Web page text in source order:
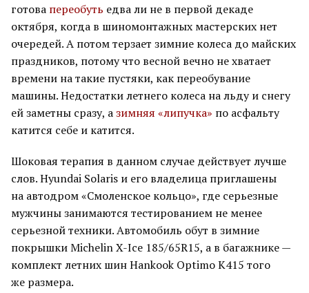
готова переобуть едва ли не в первой декаде
октября, когда в шиномонтажных мастерских нет
очередей. А потом терзает зимние колеса до майских
праздников, потому что весной вечно не хватает
времени на такие пустяки, как переобувание
машины. Недостатки летнего колеса на льду и снегу
ей заметны сразу, азимняя «липучка» по асфальту
катится себе и катится.
Шоковая терапия в данном случае действует лучше
слов. Hyundai Solaris и его владелица приглашены
на автодром «Смоленское кольцо», где серьезные
мужчины занимаются тестированием не менее
серьезной техники. Автомобиль обут в зимние
покрышки Michelin X-Ice 185/65R15, а в багажнике —
комплект летних шин Hankook Optimo K415 того
же размера.